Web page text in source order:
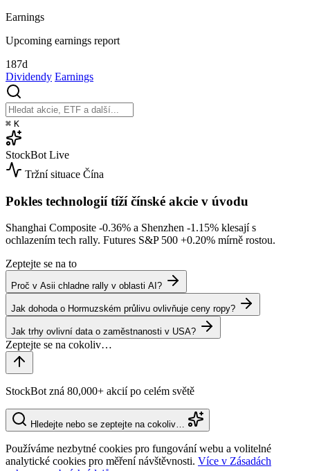
Earnings
Upcoming earnings report
187d
Dividendy Earnings
⌘ K
StockBot Live
Tržní situace Čína
Pokles technologií tíží čínské akcie v úvodu
Shanghai Composite -0.36% a Shenzhen -1.15% klesají s
ochlazením tech rally. Futures S&P 500 +0.20% mírně rostou.
Zeptejte se na to
Proč v Asii chladne rally v oblasti AI?
Jak dohoda o Hormuzském průlivu ovlivňuje ceny ropy?
Jak trhy ovlivní data o zaměstnanosti v USA?
StockBot zná 80,000+ akcií po celém světě
Hledejte nebo se zeptejte na cokoliv…
Používáme nezbytné cookies pro fungování webu a volitelné
analytické cookies pro měření návštěvnosti. Více v Zásadách